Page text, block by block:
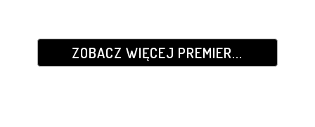
ZOBACZ WIĘCEJ PREMIER...